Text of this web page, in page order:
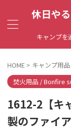
休日や
キャンプを
HOME > キャンプ用
焚火用品 / Bonfire
1612-2【キ
製のファイ